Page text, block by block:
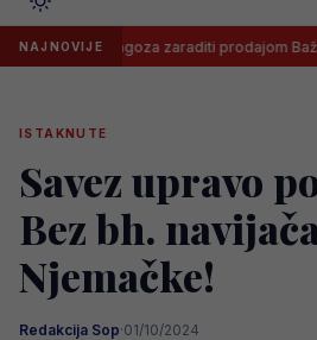
NAJNOVIJE
će Zaragoza zaraditi prodajom Baždara
ISTAKNUTE
Savez upravo
Bez bh.
Njemačke!
Redakcija Sop·01/10/2024